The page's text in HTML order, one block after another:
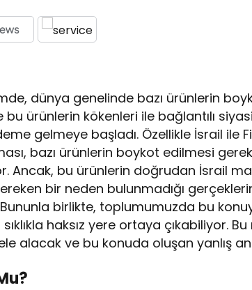
dünya genelinde bazı ürünlerin
bu ürünlerin kökenleri ile bağlantılı
gelmeye başladı. Özellikle İsrail ile
bazı ürünlerin boykot edilmesi
Ancak, bu ürünlerin doğrudan İsrail
bir neden bulunmadığı
birlikte, toplumumuzda bu
haksız yere ortaya çıkabiliyor.
alacak ve bu konuda oluşan yanlış